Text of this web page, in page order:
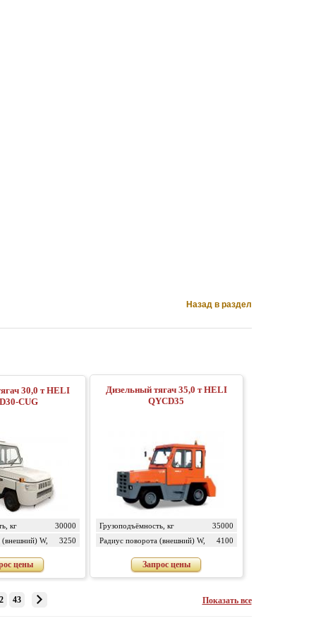
Назад в раздел
30,0 т HELI
CUG
кг
30000
(внешний) W,
3250
цены
Дизельный тягач 35,0 т HELI
QYCD35
Грузоподъёмность, кг
35000
Радиус поворота (внешний) W,
4100
Запрос цены
Показать все
43